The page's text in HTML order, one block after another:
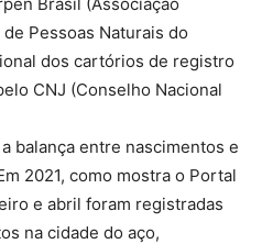
Pessoas Naturais do
dos cartórios de registro
CNJ (Conselho Nacional
balança entre nascimentos e
2021, como mostra o Portal
e abril foram registradas
na cidade do aço,